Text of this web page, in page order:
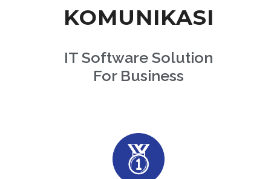
KOMUNIKASI
IT Software Solution
For Business